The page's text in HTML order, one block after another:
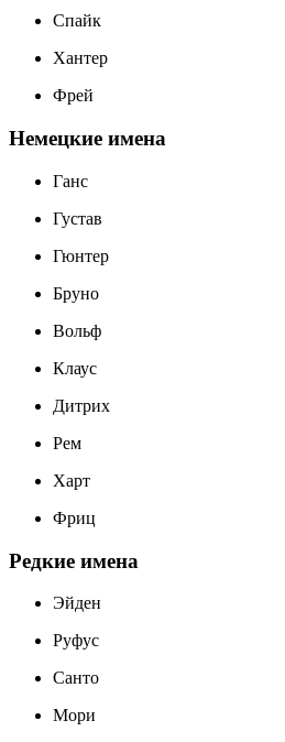
Спайк
Хантер
Фрей
Немецкие имена
Ганс
Густав
Гюнтер
Бруно
Вольф
Клаус
Дитрих
Рем
Харт
Фриц
Редкие имена
Эйден
Руфус
Санто
Мори